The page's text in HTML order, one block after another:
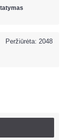
Peržiūrėta: 2048